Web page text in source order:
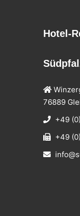
Hotel-
76889
+49
+49